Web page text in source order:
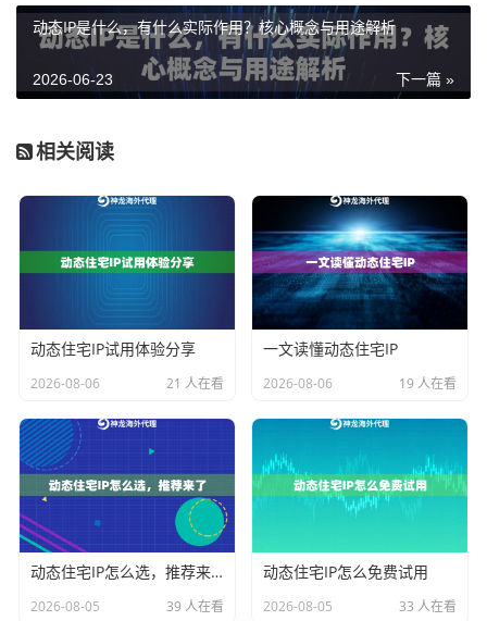
会对发出请求的IP地址进行限制，轻则暂时封禁，重则
永久封锁。
使用代理IP的核心作用，就是分散请求来源，模拟真实
反爬策略。通过轮换使用不同的IP地址，您的采集任务
可以持续、稳定地进行下去，而不会被单个IP的封锁所
中断。这对于需要长期、大规模获取公开数据的业务至
关重要。
如何选择适合数据采集的代理IP类型？
并非所有代理IP都适用于数据采集。根据IP的来源、稳定
态住宅IP
带网络，IP地址在互联网服务提供商（ISP）处有合法备
案，被网站识别为普通真实用户的可能性最高，因此隐
匿性和成功率也最佳。
以神龙海外动态IP为例，其服务主要围绕动态住宅IP展
开，并针对不同业务场景细化了产品方案：
动态IP是什么，有什么实际作用？核心概念与用途解析
下一篇 »
2026-06-23
相关阅读
动态住宅IP试用体验分享
2026-08-06 21 人在看
一文读懂动态住宅IP
2026-08-06 19 人在看
动态住宅IP怎么选，推荐来了
2026-08-05 39 人在看
动态住宅IP怎么免费试用
2026-08-05 33 人在看